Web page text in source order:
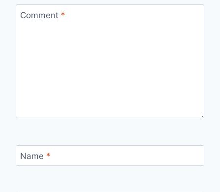
Comment *
Name *